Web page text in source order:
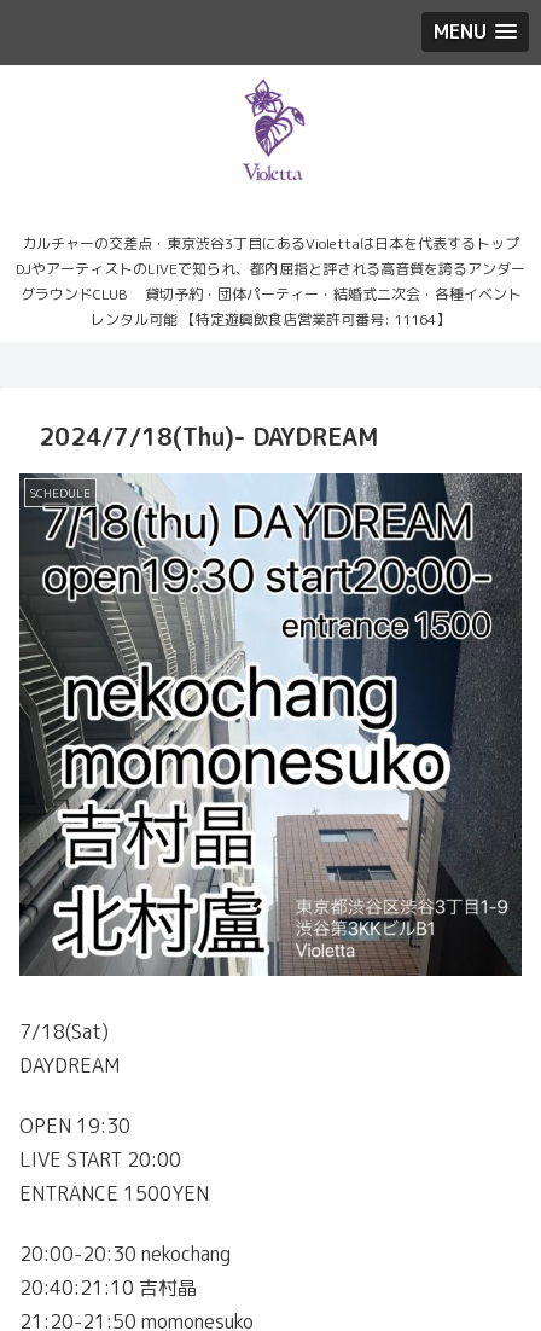
MENU
カルチャーの交差点・東京渋谷3丁目にあるViolettaは日本を代表するトップ
DJやアーティストのLIVEで知られ、都内屈指と評される高音質を誇るアンダー
グラウンドCLUB 貸切予約・団体パーティー・結婚式二次会・各種イベント
レンタル可能 【特定遊興飲食店営業許可番号: 11164】
2024/7/18(Thu)- DAYDREAM
SCHEDULE
7/18(Sat)
DAYDREAM
OPEN 19:30
LIVE START 20:00
ENTRANCE 1500YEN
20:00-20:30 nekochang
20:40:21:10 吉村晶
21:20-21:50 momonesuko